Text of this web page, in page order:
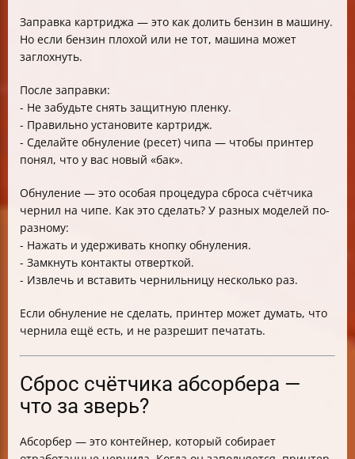
Заправка картриджа — это как долить бензин в машину.
Но если бензин плохой или не тот, машина может
заглохнуть.
После заправки:
- Не забудьте снять защитную пленку.
- Правильно установите картридж.
- Сделайте обнуление (ресет) чипа — чтобы принтер
понял, что у вас новый «бак».
Обнуление — это особая процедура сброса счётчика
чернил на чипе. Как это сделать? У разных моделей по-
разному:
- Нажать и удерживать кнопку обнуления.
- Замкнуть контакты отверткой.
- Извлечь и вставить чернильницу несколько раз.
Если обнуление не сделать, принтер может думать, что
чернила ещё есть, и не разрешит печатать.
Сброс счётчика абсорбера —
что за зверь?
Абсорбер — это контейнер, который собирает